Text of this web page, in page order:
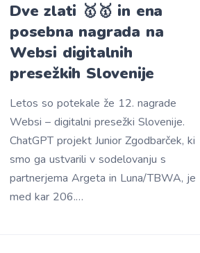
Dve zlati 🥇🥇 in ena
posebna nagrada na
Websi digitalnih
presežkih Slovenije
Letos so potekale že 12. nagrade
Websi – digitalni presežki Slovenije.
ChatGPT projekt Junior Zgodbarček, ki
smo ga ustvarili v sodelovanju s
partnerjema Argeta in Luna/TBWA, je
med kar 206.…